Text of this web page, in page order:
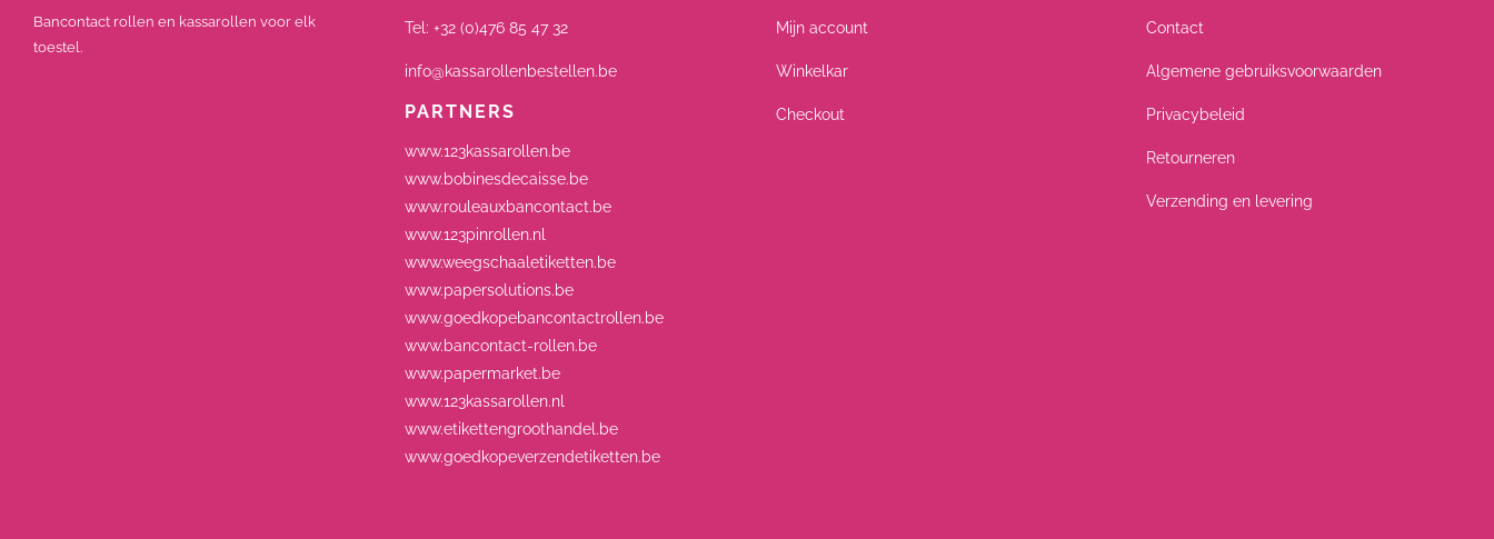
Bancontact rollen en kassarollen voor elk
toestel.
Tel: +32 (0)476 85 47 32
info@kassarollenbestellen.be
PARTNERS
www.123kassarollen.be
www.bobinesdecaisse.be
www.rouleauxbancontact.be
www.123pinrollen.nl
www.weegschaaletiketten.be
www.papersolutions.be
www.goedkopebancontactrollen.be
www.bancontact-rollen.be
www.papermarket.be
www.123kassarollen.nl
www.etikettengroothandel.be
www.goedkopeverzendetiketten.be
Mijn account
Winkelkar
Checkout
Contact
Algemene gebruiksvoorwaarden
Privacybeleid
Retourneren
Verzending en levering